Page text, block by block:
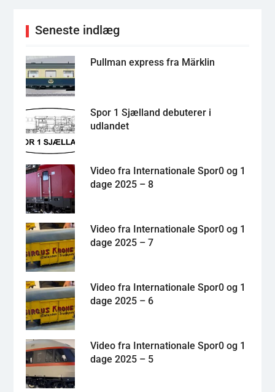
Seneste indlæg
Pullman express fra Märklin
Spor 1 Sjælland debuterer i
udlandet
Video fra Internationale Spor0 og 1
dage 2025 – 8
Video fra Internationale Spor0 og 1
dage 2025 – 7
Video fra Internationale Spor0 og 1
dage 2025 – 6
Video fra Internationale Spor0 og 1
dage 2025 – 5